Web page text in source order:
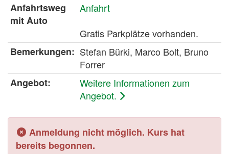
Anfahrtsweg
mit Auto
Anfahrt
Gratis Parkplätze vorhanden.
Bemerkungen: Stefan Bürki, Marco Bolt, Bruno
Forrer
Angebot:
Weitere Informationen zum
Angebot.
Anmeldung nicht möglich. Kurs hat
bereits begonnen.